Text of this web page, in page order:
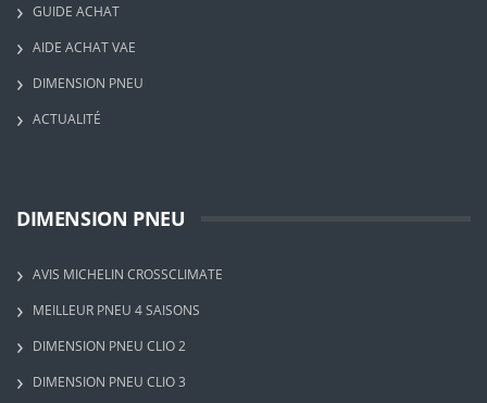
GUIDE ACHAT
AIDE ACHAT VAE
DIMENSION PNEU
ACTUALITÉ
DIMENSION PNEU
AVIS MICHELIN CROSSCLIMATE
MEILLEUR PNEU 4 SAISONS
DIMENSION PNEU CLIO 2
DIMENSION PNEU CLIO 3